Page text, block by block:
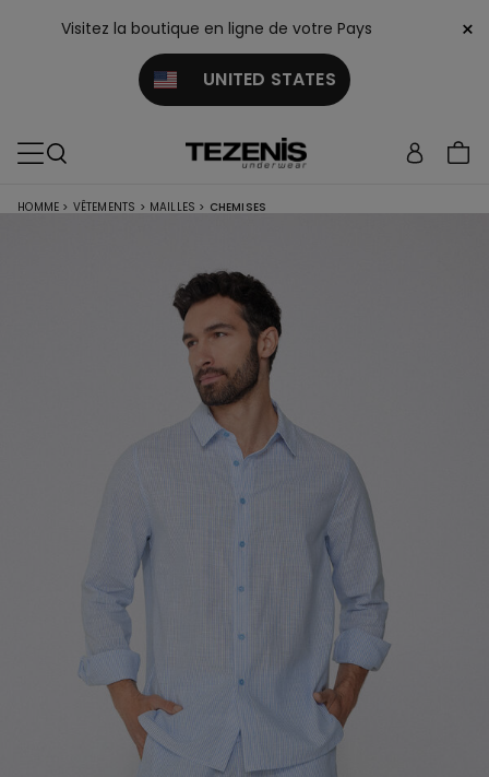
Visitez la boutique en ligne de votre Pays
UNITED STATES
×
HOMME > VÊTEMENTS > MAILLES > CHEMISES